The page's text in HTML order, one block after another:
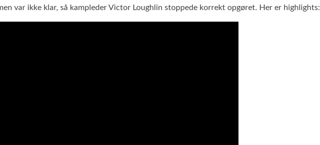
var ikke klar, så kampleder Victor Loughlin stoppede korrekt opgøret. Her er highlights: